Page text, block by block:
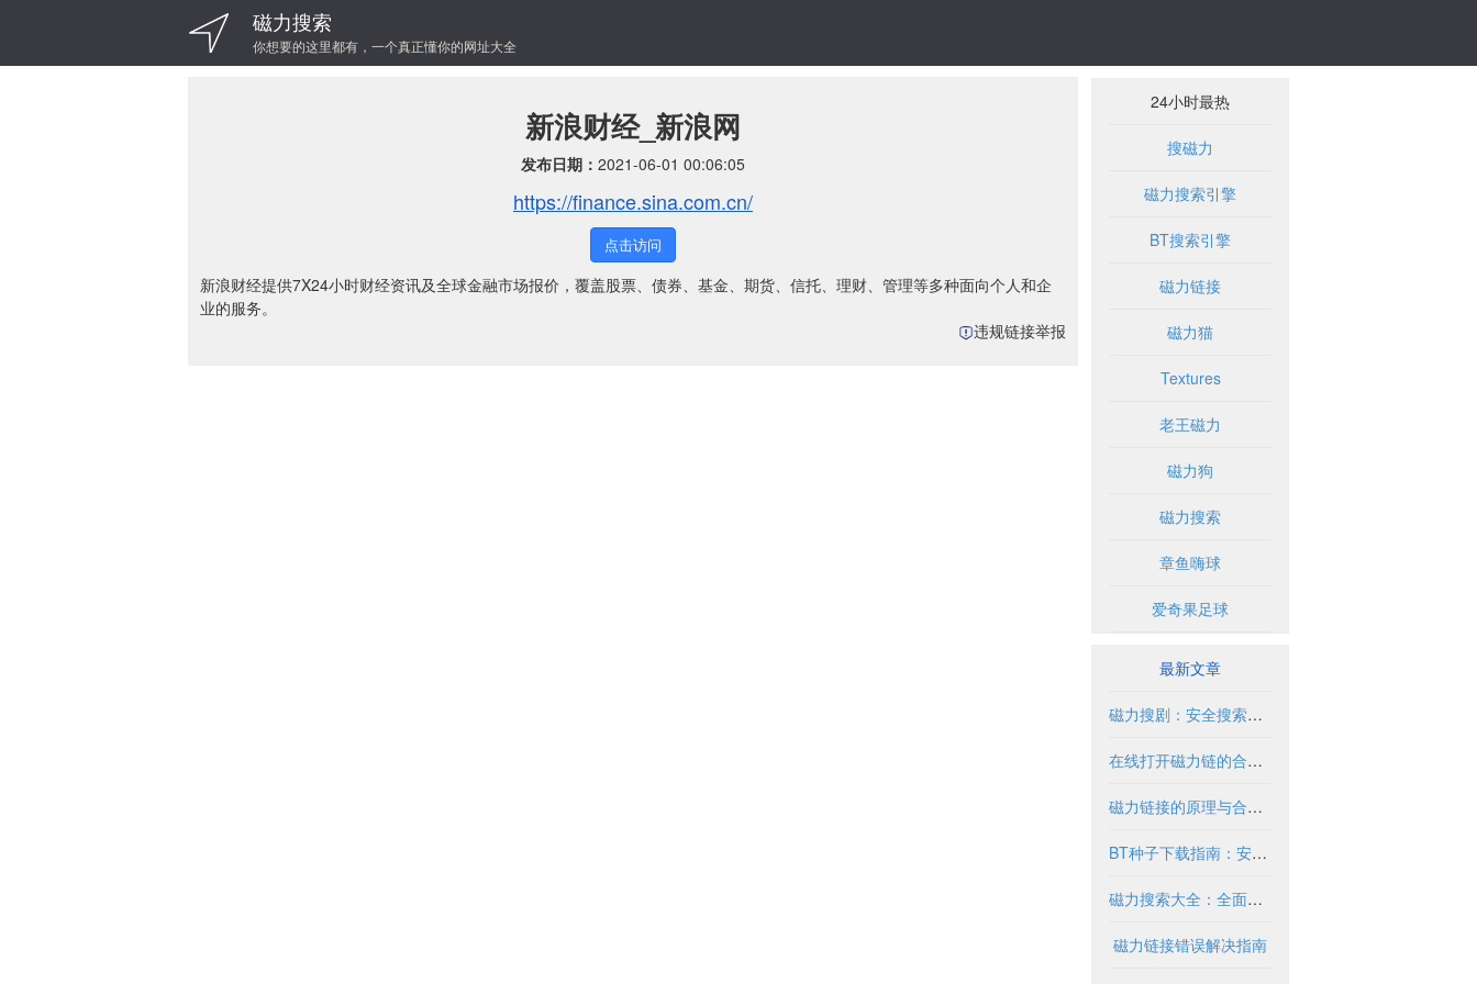
磁力搜索
你想要的这里都有，一个真正懂你的网址大全
新浪财经_新浪网
发布日期： 2021-06-01 00:06:05
https://finance.sina.com.cn/
点击访问
新浪财经提供7X24小时财经资讯及全球金融市场报价，覆盖股票、债券、基金、期货、信托、理财、管理等多种面向个人和企
业的服务。
违规链接举报
24小时最热
搜磁力
磁力搜索引擎
BT搜索引擎
磁力链接
磁力猫
Textures
老王磁力
磁力狗
磁力搜索
章鱼嗨球
爱奇果足球
最新文章
磁力搜剧：安全搜索与合法使用指南
在线打开磁力链的合法使用指南
磁力链接的原理与合法使用指南
BT种子下载指南：安全合法获取资源方法
磁力搜索大全：全面指南与实用技巧
磁力链接错误解决指南